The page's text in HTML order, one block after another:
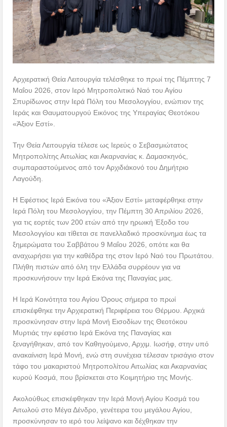
Αρχιερατική Θεία Λειτουργία τελέσθηκε το πρωί της Πέμπτης 7
Μαΐου 2026, στον Ιερό Μητροπολιτικό Ναό του Αγίου
Σπυρίδωνος στην Ιερά Πόλη του Μεσολογγίου, ενώπιον της
Ιεράς και Θαυματουργού Εικόνος της Υπεραγίας Θεοτόκου
«Άξιον Εστί».
Την Θεία Λειτουργία τέλεσε ως Ιερεύς ο Σεβασμιώτατος
Μητροπολίτης Αιτωλίας και Ακαρνανίας κ. Δαμασκηνός,
συμπαραστούμενος από τον Αρχιδιάκονό του Δημήτριο
Λαγούδη.
Η Εφέστιος Ιερά Εικόνα του «Άξιον Εστί» μεταφέρθηκε στην
Ιερά Πόλη του Μεσολογγίου, την Πέμπτη 30 Απριλίου 2026,
για τις εορτές των 200 ετών από την ηρωική Έξοδο του
Μεσολογγίου και τίθεται σε πανελλαδικό προσκύνημα έως τα
ξημερώματα του Σαββάτου 9 Μαΐου 2026, οπότε και θα
αναχωρήσει για την καθέδρα της στον Ιερό Ναό του Πρωτάτου.
Πλήθη πιστών από όλη την Ελλάδα συρρέουν για να
προσκυνήσουν την Ιερά Εικόνα της Παναγίας μας.
Η Ιερά Κοινότητα του Αγίου Όρους σήμερα το πρωί
επισκέφθηκε την Αρχιερατική Περιφέρεια του Θέρμου. Αρχικά
προσκύνησαν στην Ιερά Μονή Εισοδίων της Θεοτόκου
Μυρτιάς την εφέστιο Ιερά Εικόνα της Παναγίας και
ξεναγήθηκαν, από τον Καθηγούμενο, Αρχιμ. Ιωσήφ, στην υπό
ανακαίνιση Ιερά Μονή, ενώ στη συνέχεια τέλεσαν τρισάγιο στον
τάφο του μακαριστού Μητροπολίτου Αιτωλίας και Ακαρνανίας
κυρού Κοσμά, που βρίσκεται στο Κοιμητήριο της Μονής.
Ακολούθως επισκέφθηκαν την Ιερά Μονή Αγίου Κοσμά του
Αιτωλού στο Μέγα Δένδρο, γενέτειρα του μεγάλου Αγίου,
προσκύνησαν το ιερό του λείψανο και δέχθηκαν την